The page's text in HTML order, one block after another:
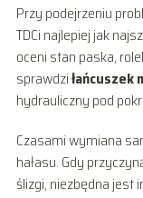
Przy podejrzeniu
TDCi najlepiej jak
oceni stan paska,
sprawdziłańcuszek
hydrauliczny pod
Czasami wymiana
hałasu. Gdy
ślizgi, niezbędna jest